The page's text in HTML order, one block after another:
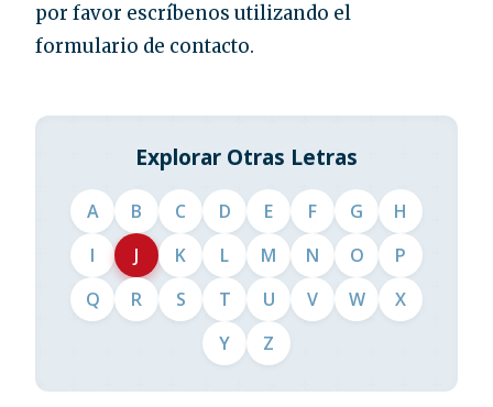
por favor escríbenos utilizando el
formulario de contacto.
Explorar Otras Letras
A B C D E F G
H
I
J K L M N O
P
Q
R S T U V W
X
Y
Z